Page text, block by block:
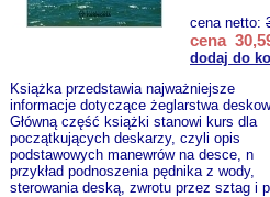
cena netto:
cena
dodaj do
Książka przedstawia najważniejsze
informacje dotyczące żeglarstwa
Główną część książki stanowi kurs dla
początkujących deskarzy, czyli opis
podstawowych manewrów na desce, n
przykład podnoszenia pędnika z wody,
sterowania deską, zwrotu przez sztag i